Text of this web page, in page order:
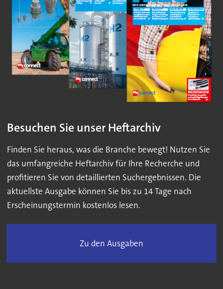
Besuchen Sie unser Heftarchiv
Finden Sie heraus, was die Branche bewegt! Nutzen Sie
das umfangreiche Heftarchiv für Ihre Recherche und
profitieren Sie von detaillierten Suchergebnissen. Die
aktuellste Ausgabe können Sie bis zu 14 Tage nach
Erscheinungstermin kostenlos lesen.
Zu den Ausgaben